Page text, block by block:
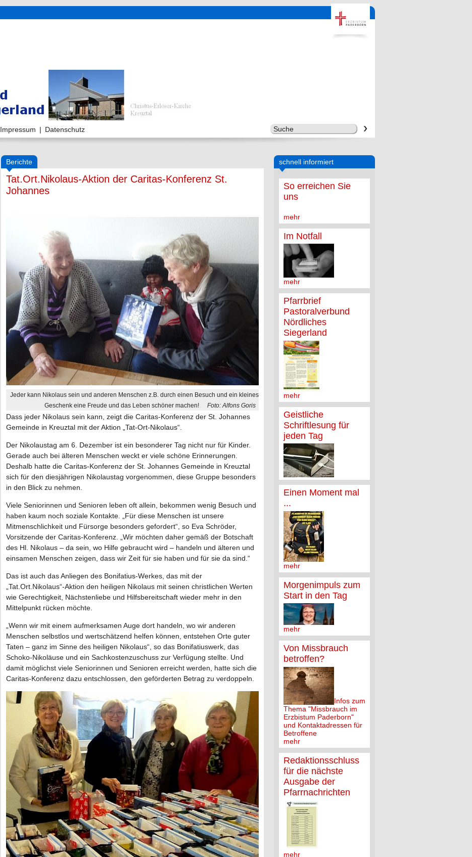
Impressum | Datenschutz
schnell informiert
So erreichen Sie
uns
mehr
Im Notfall
mehr
Pfarrbrief
Pastoralverbund
Nördliches
Siegerland
mehr
Geistliche
Schriftlesung für
jeden Tag
Einen Moment mal
...
mehr
Morgenimpuls zum
Start in den Tag
mehr
Von Missbrauch
betroffen?
Infos zum
Thema "Missbrauch im
Erzbistum Paderborn"
und Kontaktadressen für
Betroffene
mehr
Redaktionsschluss
für die nächste
Ausgabe der
Pfarrnachrichten
mehr
Berichte
Tat.Ort.Nikolaus-Aktion der Caritas-Konferenz St.
Johannes
Jeder kann Nikolaus sein und anderen Menschen z.B. durch einen Besuch und ein kleines
Geschenk eine Freude und das Leben schöner machen!
Foto: Alfons Goris
Dass jeder Nikolaus sein kann, zeigt die Caritas-Konferenz der St. Johannes
Gemeinde in Kreuztal mit der Aktion „Tat-Ort-Nikolaus“.
Der Nikolaustag am 6. Dezember ist ein besonderer Tag nicht nur für Kinder.
Gerade auch bei älteren Menschen weckt er viele schöne Erinnerungen.
Deshalb hatte die Caritas-Konferenz der St. Johannes Gemeinde in Kreuztal
sich für den diesjährigen Nikolaustag vorgenommen, diese Gruppe besonders
in den Blick zu nehmen.
Viele Seniorinnen und Senioren leben oft allein, bekommen wenig Besuch und
haben kaum noch soziale Kontakte. „Für diese Menschen ist unsere
Mitmenschlichkeit und Fürsorge besonders gefordert“, so Eva Schröder,
Vorsitzende der Caritas-Konferenz. „Wir möchten daher gemäß der Botschaft
des Hl. Nikolaus – da sein, wo Hilfe gebraucht wird – handeln und älteren und
einsamen Menschen zeigen, dass wir Zeit für sie haben und für sie da sind.“
Das ist auch das Anliegen des Bonifatius-Werkes, das mit der
„Tat.Ort.Nikolaus“-Aktion den heiligen Nikolaus mit seinen christlichen Werten
wie Gerechtigkeit, Nächstenliebe und Hilfsbereitschaft wieder mehr in den
Mittelpunkt rücken möchte.
„Wenn wir mit einem aufmerksamen Auge dort handeln, wo wir anderen
Menschen selbstlos und wertschätzend helfen können, entstehen Orte guter
Taten – ganz im Sinne des heiligen Nikolaus“, so das Bonifatiuswerk, das
Schoko-Nikoläuse und ein Sachkostenzuschuss zur Verfügung stellte. Und
damit möglichst viele Seniorinnen und Senioren erreicht werden, hatte sich die
Caritas-Konferenz dazu entschlossen, den geförderten Betrag zu verdoppeln.